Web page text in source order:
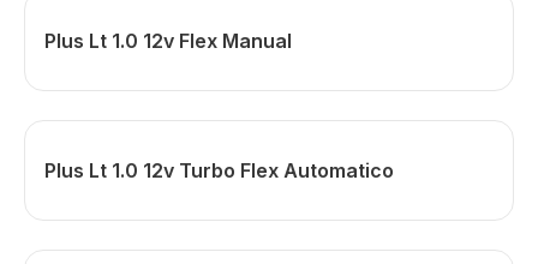
Plus Lt 1.0 12v Flex Manual
Plus Lt 1.0 12v Turbo Flex Automatico